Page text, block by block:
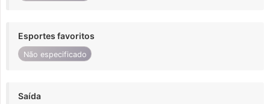
Esportes favoritos
Não especificado
Saída